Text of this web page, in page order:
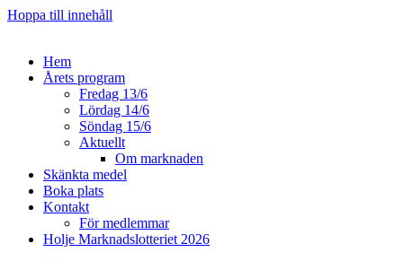
Hoppa till innehåll
Hem
Årets program
Fredag 13/6
Lördag 14/6
Söndag 15/6
Aktuellt
Om marknaden
Skänkta medel
Boka plats
Kontakt
För medlemmar
Holje Marknadslotteriet 2026